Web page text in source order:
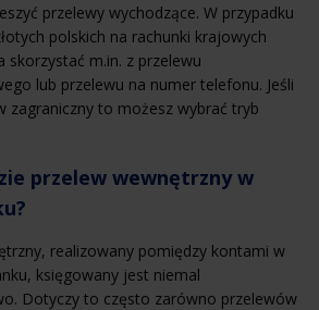
przelewy wychodzące. W przypadku
polskich na rachunki krajowych
skorzystać m.in. z przelewu
lub przelewu na numer telefonu. Jeśli
zagraniczny to możesz wybrać tryb
przelew wewnętrzny w
realizowany pomiędzy kontami w
księgowany jest niemal
Dotyczy to często zarówno przelewów